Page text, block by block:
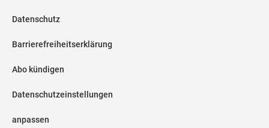
Datenschutz
Barrierefreiheitserklärung
Abo kündigen
Datenschutzeinstellungen
anpassen